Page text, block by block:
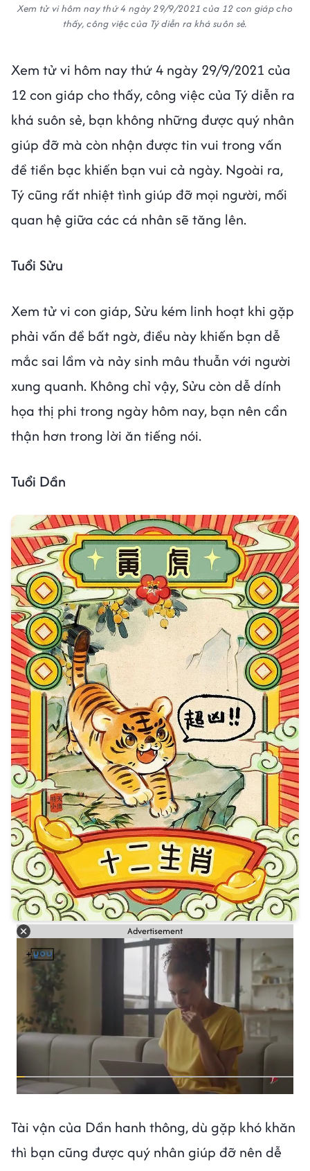
Xem tử vi hôm nay thứ 4 ngày 29/9/2021 của 12 con giáp cho
thấy, công việc của Tý diễn ra khá suôn sẻ.
Xem tử vi hôm nay thứ 4 ngày 29/9/2021 của
12 con giáp cho thấy, công việc của Tý diễn ra
khá suôn sẻ, bạn không những được quý nhân
giúp đỡ mà còn nhận được tin vui trong vấn
đề tiền bạc khiến bạn vui cả ngày. Ngoài ra,
Tý cũng rất nhiệt tình giúp đỡ mọi người, mối
quan hệ giữa các cá nhân sẽ tăng lên.
Tuổi Sửu
Xem tử vi con giáp, Sửu kém linh hoạt khi gặp
phải vấn đề bất ngờ, điều này khiến bạn dễ
mắc sai lầm và nảy sinh mâu thuẫn với người
xung quanh. Không chỉ vậy, Sửu còn dễ dính
họa thị phi trong ngày hôm nay, bạn nên cẩn
thận hơn trong lời ăn tiếng nói.
Tuổi Dần
Advertisement
Tài vận của Dần hanh thông, dù gặp khó khăn
thì bạn cũng được quý nhân giúp đỡ nên dễ